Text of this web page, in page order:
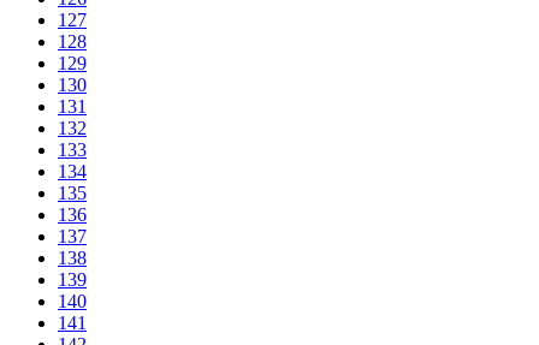
127
128
129
130
131
132
133
134
135
136
137
138
139
140
141